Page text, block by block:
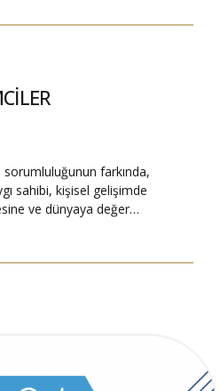
farkında,
sahibi, kişisel gelişimde
ve dünyaya değer…